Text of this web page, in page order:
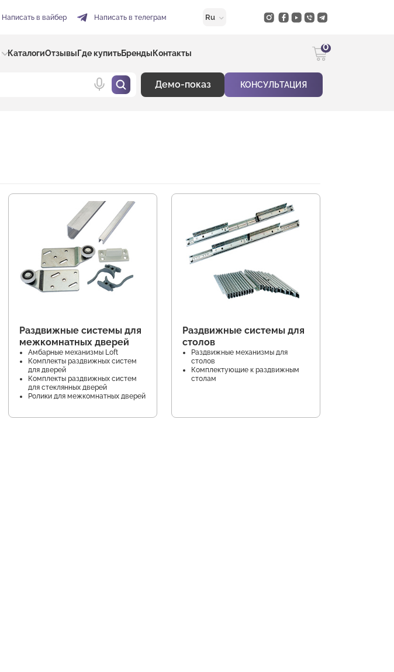
Написать в вайбер Написать в телеграм Ru
КаталогиОтзывы Где купитьБренды Контакты
0
Демо-показ КОНСУЛЬТАЦИЯ
Раздвижные системы для
межкомнатных дверей
Амбарные механизмы Loft
Комплекты раздвижных систем
для дверей
Комплекты раздвижных систем
для стеклянных дверей
Ролики для межкомнатных дверей
Раздвижные системы для
столов
Раздвижные механизмы для
столов
Комплектующие к раздвижным
столам